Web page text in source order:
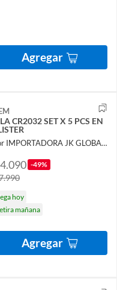
Agregar
CR2032 SET X 5 PCS EN
Por IMPORTADORA JK GLOBAL SPA
-49%
hoy
mañana
Agregar